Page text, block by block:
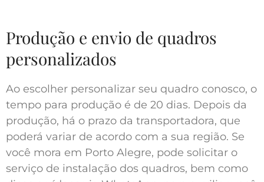
Produção e envio de quadros
personalizados
Ao escolher personalizar seu quadro conosco, o
tempo para produção é de 20 dias. Depois da
produção, há o prazo da transportadora, que
poderá variar de acordo com a sua região. Se
você mora em Porto Alegre, pode solicitar o
serviço de instalação dos quadros, bem como